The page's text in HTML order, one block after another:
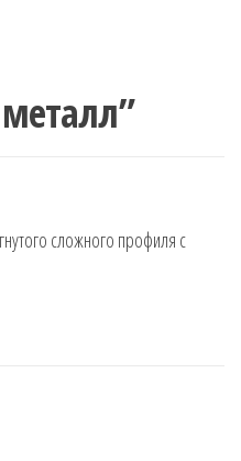
сложного профиля с